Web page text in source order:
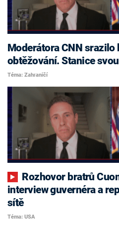
Moderátora CNN
obtěžování. Stanice
Téma: Zahraničí
interview guvernéra a
sítě
Téma: USA